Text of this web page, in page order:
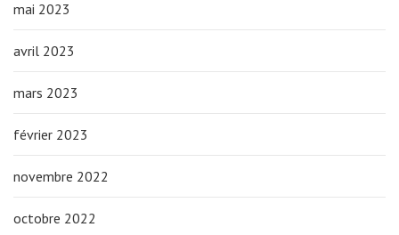
mai 2023
avril 2023
mars 2023
février 2023
novembre 2022
octobre 2022